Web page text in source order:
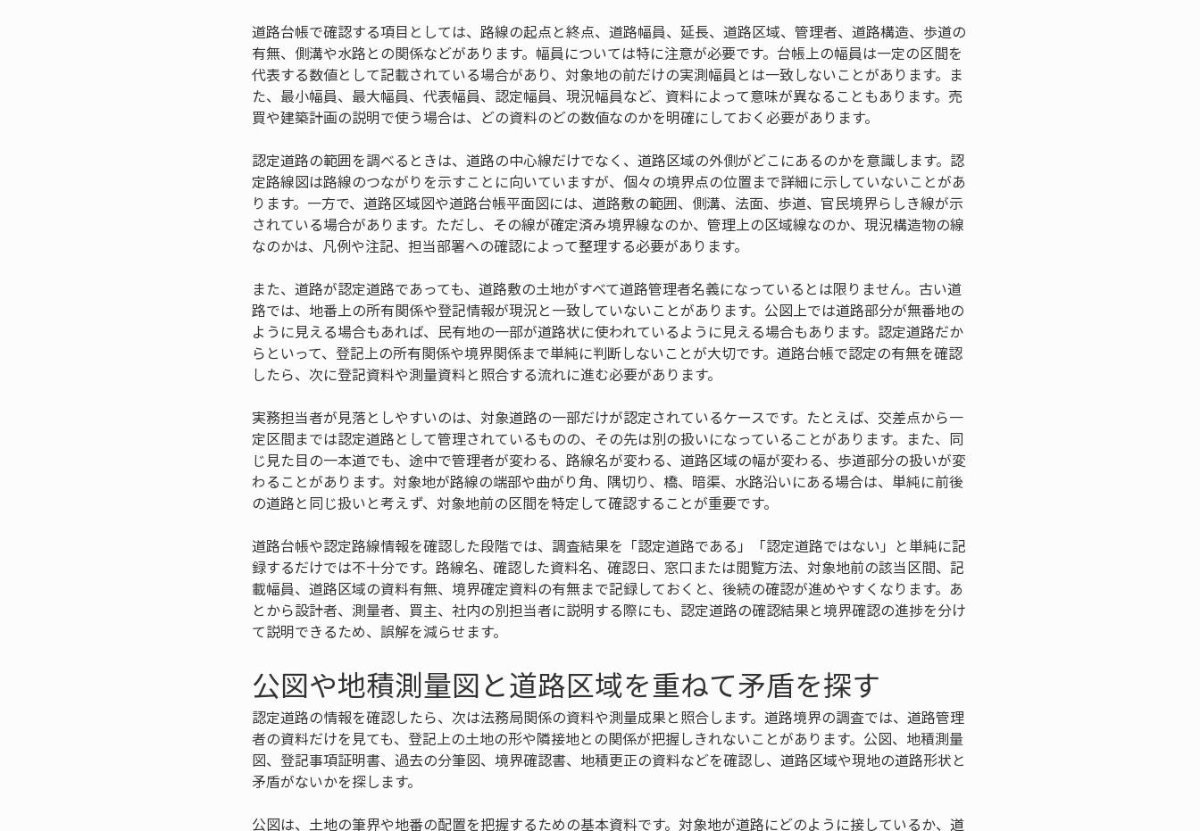
道路台帳で確認する項目としては、路線の起点と終点、道路幅員、延長、道路区域、管理者、道路構造、歩道の
有無、側溝や水路との関係などがあります。幅員については特に注意が必要です。台帳上の幅員は一定の区間を
代表する数値として記載されている場合があり、対象地の前だけの実測幅員とは一致しないことがあります。ま
た、最小幅員、最大幅員、代表幅員、認定幅員、現況幅員など、資料によって意味が異なることもあります。売
買や建築計画の説明で使う場合は、どの資料のどの数値なのかを明確にしておく必要があります。
認定道路の範囲を調べるときは、道路の中心線だけでなく、道路区域の外側がどこにあるのかを意識します。認
定路線図は路線のつながりを示すことに向いていますが、個々の境界点の位置まで詳細に示していないことがあ
ります。一方で、道路区域図や道路台帳平面図には、道路敷の範囲、側溝、法面、歩道、官民境界らしき線が示
されている場合があります。ただし、その線が確定済み境界線なのか、管理上の区域線なのか、現況構造物の線
なのかは、凡例や注記、担当部署への確認によって整理する必要があります。
また、道路が認定道路であっても、道路敷の土地がすべて道路管理者名義になっているとは限りません。古い道
路では、地番上の所有関係や登記情報が現況と一致していないことがあります。公図上では道路部分が無番地の
ように見える場合もあれば、民有地の一部が道路状に使われているように見える場合もあります。認定道路だか
らといって、登記上の所有関係や境界関係まで単純に判断しないことが大切です。道路台帳で認定の有無を確認
したら、次に登記資料や測量資料と照合する流れに進む必要があります。
実務担当者が見落としやすいのは、対象道路の一部だけが認定されているケースです。たとえば、交差点から一
定区間までは認定道路として管理されているものの、その先は別の扱いになっていることがあります。また、同
じ見た目の一本道でも、途中で管理者が変わる、路線名が変わる、道路区域の幅が変わる、歩道部分の扱いが変
わることがあります。対象地が路線の端部や曲がり角、隅切り、橋、暗渠、水路沿いにある場合は、単純に前後
の道路と同じ扱いと考えず、対象地前の区間を特定して確認することが重要です。
道路台帳や認定路線情報を確認した段階では、調査結果を「認定道路である」「認定道路ではない」と単純に記
録するだけでは不十分です。路線名、確認した資料名、確認日、窓口または閲覧方法、対象地前の該当区間、記
載幅員、道路区域の資料有無、境界確定資料の有無まで記録しておくと、後続の確認が進めやすくなります。あ
とから設計者、測量者、買主、社内の別担当者に説明する際にも、認定道路の確認結果と境界確認の進捗を分け
て説明できるため、誤解を減らせます。
公図や地積測量図と道路区域を重ねて矛盾を探す
認定道路の情報を確認したら、次は法務局関係の資料や測量成果と照合します。道路境界の調査では、道路管理
者の資料だけを見ても、登記上の土地の形や隣接地との関係が把握しきれないことがあります。公図、地積測量
図、登記事項証明書、過去の分筆図、境界確認書、地積更正の資料などを確認し、道路区域や現地の道路形状と
矛盾がないかを探します。
公図は、土地の筆界や地番の配置を把握するための基本資料です。対象地が道路にどのように接しているか、道